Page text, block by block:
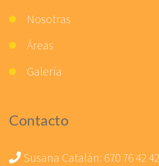
Nosotras
Áreas
Galería
Contacto
Susana Catalán: 670 76 42 42